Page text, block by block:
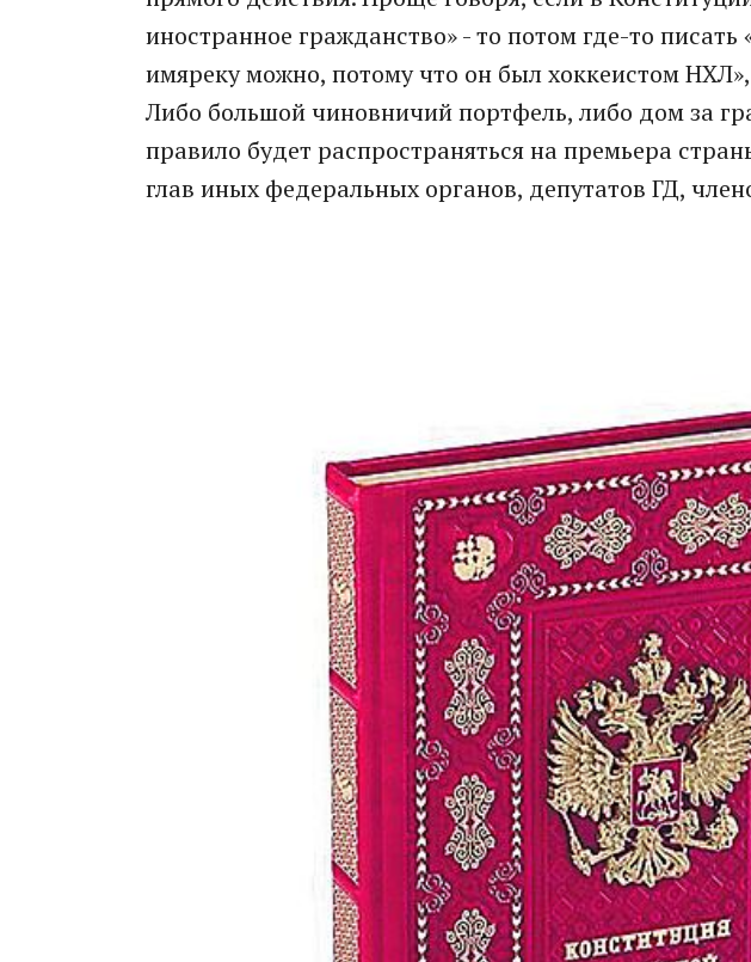
иностранное гражданство» - то потом где-то писать
имяреку можно, потому что он был хоккеистом НХЛ»,
Либо большой чиновничий портфель, либо дом за
правило будет распространяться на премьера
глав иных федеральных органов, депутатов ГД,